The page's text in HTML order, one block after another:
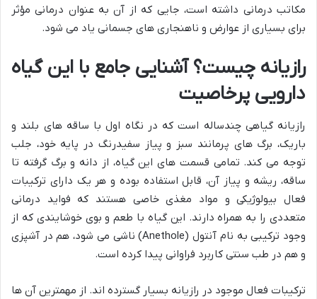
مکاتب درمانی داشته است، جایی که از آن به عنوان درمانی مؤثر
برای بسیاری از عوارض و ناهنجاری های جسمانی یاد می شود.
رازیانه چیست؟ آشنایی جامع با این گیاه
دارویی پرخاصیت
رازیانه گیاهی چندساله است که در نگاه اول با ساقه های بلند و
باریک، برگ های پرمانند سبز و پیاز سفیدرنگ در پایه خود، جلب
توجه می کند. تمامی قسمت های این گیاه، از دانه و برگ گرفته تا
ساقه، ریشه و پیاز آن، قابل استفاده بوده و هر یک دارای ترکیبات
فعال بیولوژیکی و مواد مغذی خاصی هستند که فواید درمانی
متعددی را به همراه دارند. این گیاه با طعم و بوی خوشایندی که از
وجود ترکیبی به نام آنتول (Anethole) ناشی می شود، هم در آشپزی
و هم در طب سنتی کاربرد فراوانی پیدا کرده است.
ترکیبات فعال موجود در رازیانه بسیار گسترده اند. از مهمترین آن ها